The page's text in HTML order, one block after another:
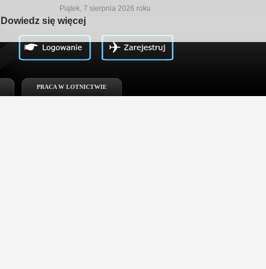
Piątek, 7 sierpnia 2026 roku
PRACA W LOTNICTWIE
Dowiedz się więcej